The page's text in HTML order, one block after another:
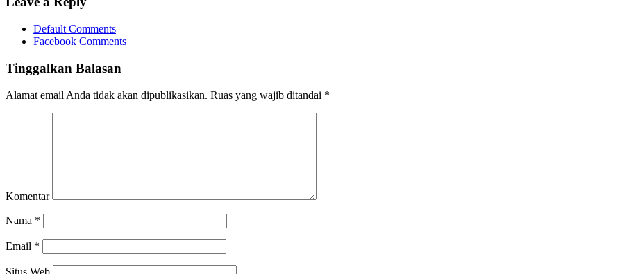
Default Comments
Facebook Comments
Tinggalkan Balasan
Alamat email Anda tidak akan dipublikasikan. Ruas yang wajib ditandai *
Komentar
Nama *
Email *
Situs Web